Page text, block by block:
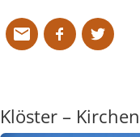
Klöster – Kirchen